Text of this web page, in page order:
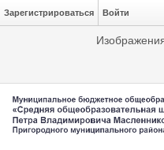
Зарегистрироваться Войти